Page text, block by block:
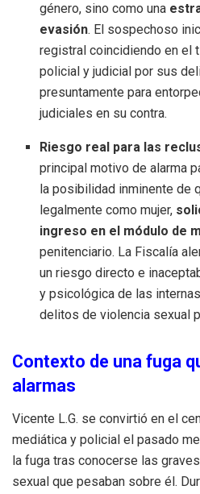
género, sino como una
evasión. El sospechoso
registral coincidiendo en el
policial y judicial por sus
presuntamente para
judiciales en su contra.
Riesgo real para las
principal motivo de alarma
la posibilidad inminente de
legalmente como mujer,
ingreso en el módulo de
penitenciario. La Fiscalía
un riesgo directo e
y psicológica de las
delitos de violencia sexual
Contexto de una fuga
alarmas
Vicente L.G. se convirtió en el
mediática y policial el pasado
la fuga tras conocerse las
sexual que pesaban sobre él.